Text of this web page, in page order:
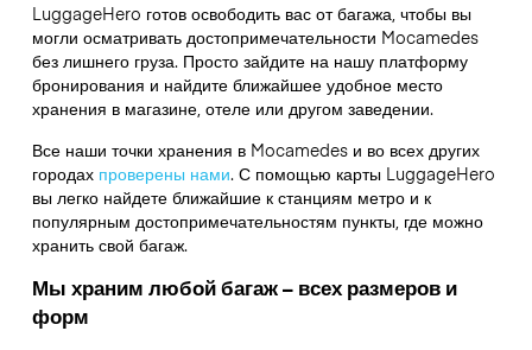
LuggageHero готов освободить вас от багажа, чтобы вы
могли осматривать достопримечательности Mocamedes
без лишнего груза. Просто зайдите на нашу платформу
бронирования и найдите ближайшее удобное место
хранения в магазине, отеле или другом заведении.
Все наши точки хранения в Mocamedes и во всех других
городах проверены нами. С помощью карты LuggageHero
вы легко найдете ближайшие к станциям метро и к
популярным достопримечательностям пункты, где можно
хранить свой багаж.
Мы храним любой багаж – всех размеров и
форм